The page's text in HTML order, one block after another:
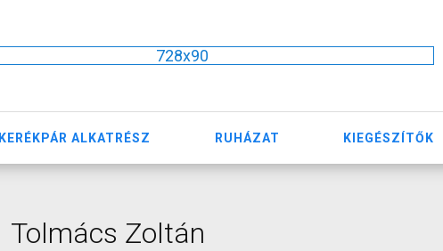
728x90
KERÉKPÁR ALKATRÉSZ RUHÁZAT KIEGÉSZÍTŐK
Tolmács Zoltán